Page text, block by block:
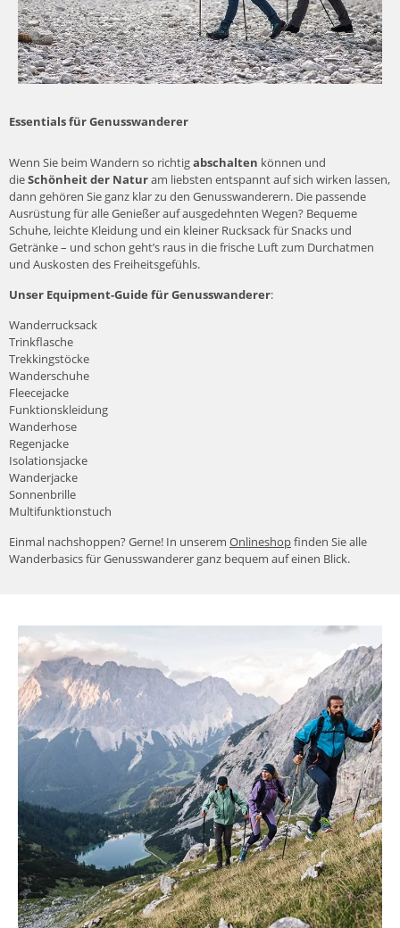
Essentials für Genusswanderer
Wenn Sie beim Wandern so richtigabschalten können und
dieSchönheit der Naturam liebsten entspannt auf sich wirken lassen,
dann gehören Sie ganz klar zu den Genusswanderern. Die passende
Ausrüstung für alle Genießer auf ausgedehnten Wegen? Bequeme
Schuhe, leichte Kleidung und ein kleiner Rucksack für Snacks und
Getränke – und schon geht’s raus in die frische Luft zum Durchatmen
und Auskosten des Freiheitsgefühls.
Unser Equipment-Guide für Genusswanderer:
Wanderrucksack
Trinkflasche
Trekkingstöcke
Wanderschuhe
Fleecejacke
Funktionskleidung
Wanderhose
Regenjacke
Isolationsjacke
Wanderjacke
Sonnenbrille
Multifunktionstuch
Einmal nachshoppen? Gerne! In unserem Onlineshopfinden Sie alle
Wanderbasics für Genusswanderer ganz bequem auf einen Blick.